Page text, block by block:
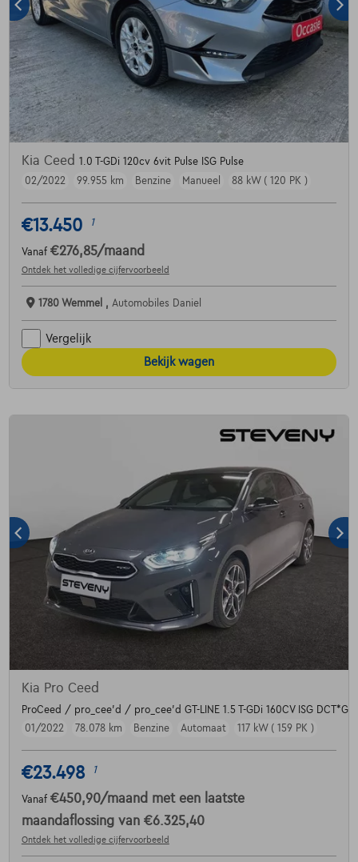
Kia Ceed 1.0 T-GDi 120cv 6vit Pulse ISG Pulse
02/2022
99.955 km Benzine Manueel 88 kW ( 120 PK )
€13.450 1
Vanaf €276,85/maand
Ontdek het volledige cijfervoorbeeld
1780 Wemmel , Automobiles Daniel
Vergelijk
Bekijk wagen
Kia Pro Ceed
ProCeed / pro_cee'd / pro_cee'd GT-LINE 1.5 T-GDi 160CV ISG
01/2022
78.078 km Benzine Automaat 117 kW ( 159 PK )
€23.498 1
Vanaf €450,90/maand met een laatste
maandaflossing van €6.325,40
Ontdek het volledige cijfervoorbeeld